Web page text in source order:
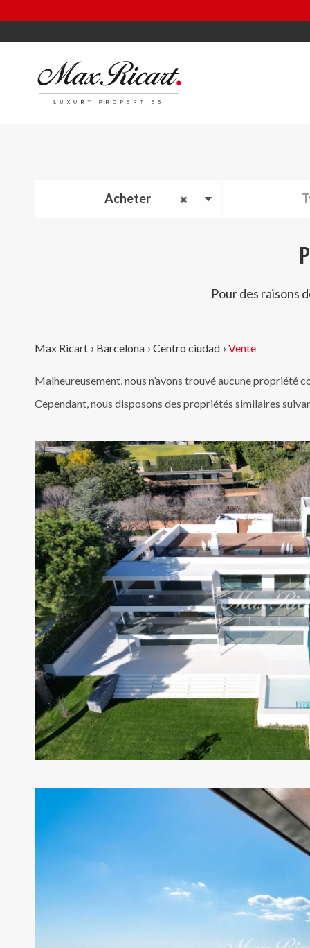
Acheter
Pour des raisons
Max Ricart › Barcelona › Centro ciudad › Vente
Malheureusement, nous n’avons trouvé aucune propriété
Cependant, nous disposons des propriétés similaires